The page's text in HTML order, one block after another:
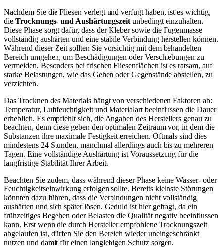
Nachdem Sie die Fliesen verlegt und verfugt haben, ist es wichtig,
die Trocknungs- und Aushärtungszeit unbedingt einzuhalten.
Diese Phase sorgt dafür, dass der Kleber sowie die Fugenmasse
vollständig aushärten und eine stabile Verbindung herstellen können.
Während dieser Zeit sollten Sie vorsichtig mit dem behandelten
Bereich umgehen, um Beschädigungen oder Verschiebungen zu
vermeiden. Besonders bei frischen Fliesenflächen ist es ratsam, auf
starke Belastungen, wie das Gehen oder Gegenstände abstellen, zu
verzichten.
Das Trocknen des Materials hängt von verschiedenen Faktoren ab:
Temperatur, Luftfeuchtigkeit und Materialart beeinflussen die Dauer
erheblich. Es empfiehlt sich, die Angaben des Herstellers genau zu
beachten, denn diese geben den optimalen Zeitraum vor, in dem die
Substanzen ihre maximale Festigkeit erreichen. Oftmals sind dies
mindestens 24 Stunden, manchmal allerdings auch bis zu mehreren
Tagen. Eine vollständige Aushärtung ist Voraussetzung für die
langfristige Stabilität Ihrer Arbeit.
Beachten Sie zudem, dass während dieser Phase keine Wasser- oder
Feuchtigkeitseinwirkung erfolgen sollte. Bereits kleinste Störungen
könnten dazu führen, dass die Verbindungen nicht vollständig
aushärten und sich später lösen. Geduld ist hier gefragt, da ein
frühzeitiges Begehen oder Belasten die Qualität negativ beeinflussen
kann. Erst wenn die durch Hersteller empfohlene Trocknungszeit
abgelaufen ist, dürfen Sie den Bereich wieder uneingeschränkt
nutzen und damit für einen langlebigen Schutz sorgen.